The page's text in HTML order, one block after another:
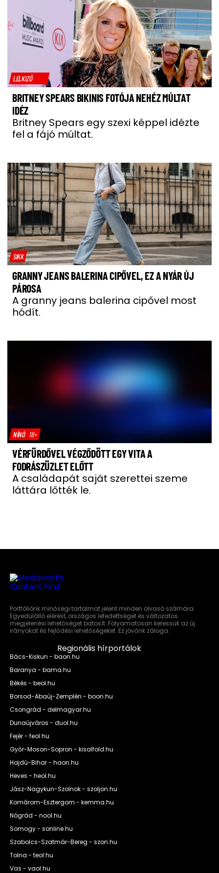
LELKIZŐ
BRITNEY SPEARS BIKINIS FOTÓJA NEHÉZ MÚLTAT
IDÉZ
Britney Spears egy szexi képpel idézte
fel a fájó múltat.
SIKK
GRANNY JEANS BALERINA CIPŐVEL, EZ A NYÁR ÚJ
PÁROSA
A granny jeans balerina cipővel most
hódít.
NÍNÓ 18+
VÉRFÜRDŐVEL VÉGZŐDÖTT EGY VITA A
FODRÁSZÜZLET ELŐTT
A családapát saját szerettei szeme
láttára lőtték le.
Portfóliónk minőségi tartalmat jelent minden olvasó számára.
Egyedülálló elérést, országos lefedettséget és változatos
megjelenési lehetőséget biztosít. Folyamatosan keressük az új
irányokat és fejlődési lehetőségeket. Ez jövőnk záloga.
Regionális hírportálok
Bács-Kiskun - baon.hu
Baranya - bama.hu
Békés - beol.hu
Borsod-Abaúj-Zemplén - boon.hu
Csongrád - delmagyar.hu
Dunaújváros - duol.hu
Fejér - feol.hu
Győr-Moson-Sopron - kisalfold.hu
Hajdú-Bihar - haon.hu
Heves - heol.hu
Jász-Nagykun-Szolnok - szoljon.hu
Komárom-Esztergom - kemma.hu
Nógrád - nool.hu
Somogy - sonline.hu
Szabolcs-Szatmár-Bereg - szon.hu
Tolna - teol.hu
Vas - vaol.hu